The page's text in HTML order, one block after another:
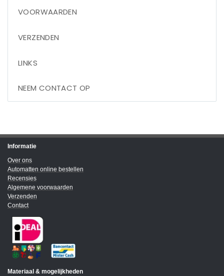
VOORWAARDEN
VERZENDEN
LINKS
NEEM CONTACT OP
Informatie
Over ons
Automatten online bestellen
Recensies
Algemene voorwaarden
Verzenden
Contact
Materiaal & mogelijkheden